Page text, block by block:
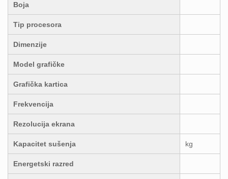
Boja
Tip procesora
Dimenzije
Model grafičke
Grafička kartica
Frekvencija
Rezolucija ekrana
Kapacitet sušenja kg
Energetski razred